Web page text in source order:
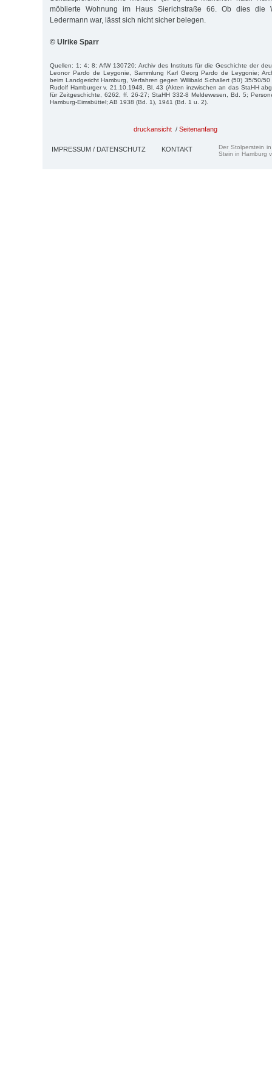
möblierte Wohnung im Haus Sierichstraße 66. Ob dies die
Ledermann war, lässt sich nicht sicher belegen.
© Ulrike Sparr
Quellen: 1; 4; 8; AfW 130720; Archiv des Instituts für die Geschichte der
Leonor Pardo de Leygonie, Sammlung Karl Georg Pardo de Leygonie;
beim Landgericht Hamburg, Verfahren gegen Willibald Schallert (50) 35/50/
Rudolf Hamburger v. 21.10.1948, Bl. 43 (Akten inzwischen an das StaHH
für Zeitgeschichte, 6262, ff. 26-27; StaHH 332-8 Meldewesen, Bd. 5;
Hamburg-Eimsbüttel; AB 1938 (Bd. 1), 1941 (Bd. 1 u. 2).
druckansicht / Seitenanfang
IMPRESSUM / DATENSCHUTZ KONTAKT
Der Stolperstein
Stein in Hamburg